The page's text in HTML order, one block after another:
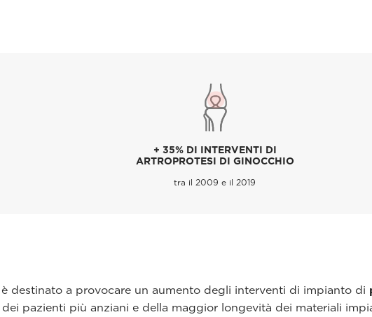
+ 35% DI INTERVENTI DI
ARTROPROTESI DI GINOCCHIO
tra il 2009 e il 2019
è destinato a provocare un aumento degli interventi di impianto di
pazienti più anziani e della maggior longevità dei materiali